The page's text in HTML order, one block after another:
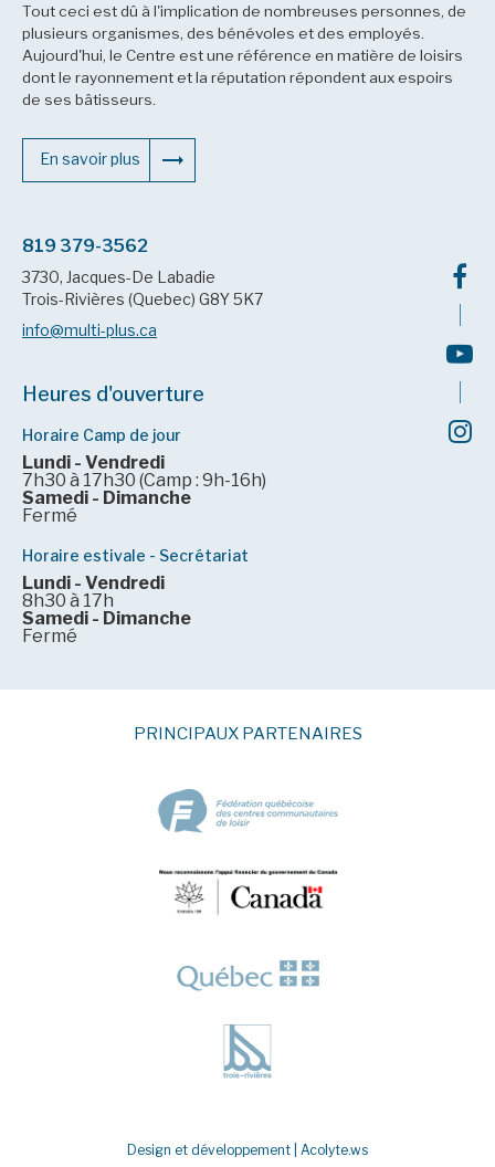
Tout ceci est dû à l'implication de nombreuses personnes, de
plusieurs organismes, des bénévoles et des employés.
Aujourd'hui, le Centre est une référence en matière de loisirs
dont le rayonnement et la réputation répondent aux espoirs
de ses bâtisseurs.
En savoir plus
819 379-3562
3730, Jacques-De Labadie
Trois-Rivières (Quebec) G8Y 5K7
info@multi-plus.ca
Heures d'ouverture
Horaire Camp de jour
Lundi - Vendredi
7h30 à 17h30 (Camp : 9h-16h)
Samedi - Dimanche
Fermé
Horaire estivale - Secrétariat
Lundi - Vendredi
8h30 à 17h
Samedi - Dimanche
Fermé
PRINCIPAUX PARTENAIRES
Design et développement | Acolyte.ws